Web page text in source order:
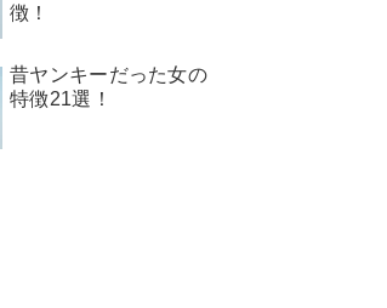
徴！
昔ヤンキーだった女の
特徴21選！